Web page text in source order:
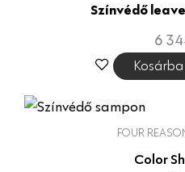
Színvédő
6
FOUR
Color